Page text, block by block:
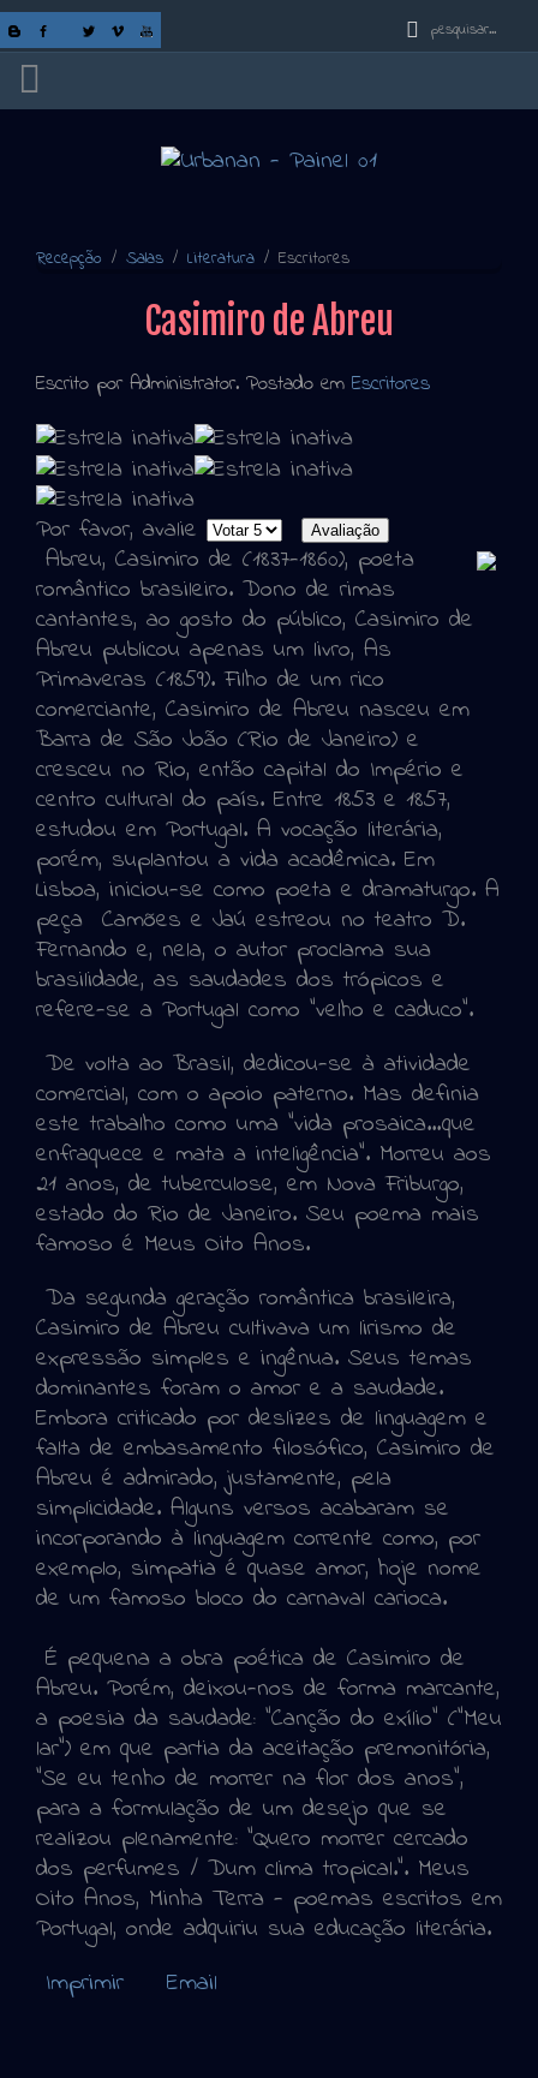
Recepção Salas Literatura Escritores
Casimiro de Abreu
Escrito por Administrator. Postado em Escritores
Por favor, avalie
Abreu, Casimiro de (1837-1860), poeta
romântico brasileiro. Dono de rimas
cantantes, ao gosto do público, Casimiro de
Abreu publicou apenas um livro, As
Primaveras (1859). Filho de um rico
comerciante, Casimiro de Abreu nasceu em
Barra de São João (Rio de Janeiro) e
cresceu no Rio, então capital do Império e
centro cultural do país. Entre 1853 e 1857,
estudou em Portugal. A vocação literária,
porém, suplantou a vida acadêmica. Em
Lisboa, iniciou-se como poeta e dramaturgo. A
peça Camões e Jaú estreou no teatro D.
Fernando e, nela, o autor proclama sua
brasilidade, as saudades dos trópicos e
refere-se a Portugal como "velho e caduco".
De volta ao Brasil, dedicou-se à atividade
comercial, com o apoio paterno. Mas definia
este trabalho como uma "vida prosaica…que
enfraquece e mata a inteligência". Morreu aos
21 anos, de tuberculose, em Nova Friburgo,
estado do Rio de Janeiro. Seu poema mais
famoso é Meus Oito Anos.
Da segunda geração romântica brasileira,
Casimiro de Abreu cultivava um lirismo de
expressão simples e ingênua. Seus temas
dominantes foram o amor e a saudade.
Embora criticado por deslizes de linguagem e
falta de embasamento filosófico, Casimiro de
Abreu é admirado, justamente, pela
simplicidade. Alguns versos acabaram se
incorporando à linguagem corrente como, por
exemplo, simpatia é quase amor, hoje nome
de um famoso bloco do carnaval carioca.
É pequena a obra poética de Casimiro de
Abreu. Porém, deixou-nos de forma marcante,
a poesia da saudade: "Canção do exílio" ("Meu
lar") em que partia da aceitação premonitória,
"Se eu tenho de morrer na flor dos anos",
para a formulação de um desejo que se
realizou plenamente: "Quero morrer cercado
dos perfumes / Dum clima tropical.”. Meus
Oito Anos, Minha Terra - poemas escritos em
Portugal, onde adquiriu sua educação literária.
Imprimir
Email